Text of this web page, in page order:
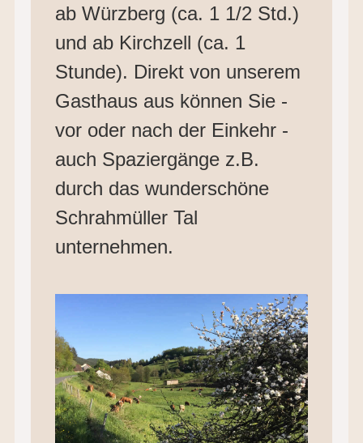
ab Würzberg (ca. 1 1/2 Std.)
und ab Kirchzell (ca. 1
Stunde). Direkt von unserem
Gasthaus aus können Sie -
vor oder nach der Einkehr -
auch Spaziergänge z.B.
durch das wunderschöne
Schrahmüller Tal
unternehmen.